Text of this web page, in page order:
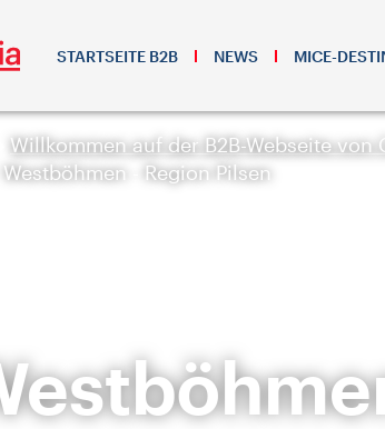
STARTSEITE B2B NEWS MICE-
Willkommen auf der B2B-Webseite von
Westböhmen - Region Pilsen